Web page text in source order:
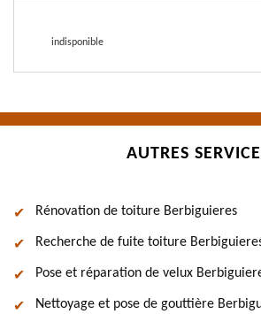
indisponible
AUTRES
Rénovation de toiture Berbiguieres
Recherche de fuite toiture
Pose et réparation de velux
Nettoyage et pose de gouttière